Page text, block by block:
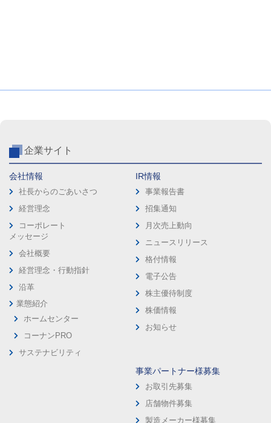
企業サイト
会社情報
社長からのごあいさつ
経営理念
コーポレート
メッセージ
会社概要
経営理念・行動指針
沿革
業態紹介
ホームセンター
コーナンPRO
サステナビリティ
IR情報
事業報告書
招集通知
月次売上動向
ニュースリリース
格付情報
電子公告
株主優待制度
株価情報
お知らせ
事業パートナー様募集
お取引先募集
店舗物件募集
製造メーカー様募集